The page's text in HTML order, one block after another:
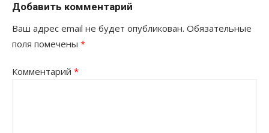
Добавить комментарий
Ваш адрес email не будет опубликован. Обязательные
поля помечены *
Комментарий *